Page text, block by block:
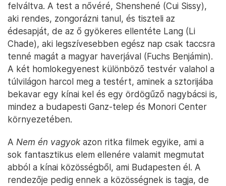
felváltva. A test a nővéré, Shenshené (Cui Sissy),
aki rendes, zongorázni tanul, és tiszteli az
édesapját, de az ő gyökeres ellentéte Lang (Li
Chade), aki legszívesebben egész nap csak taccsra
tenné magát a magyar haverjával (Fuchs Benjámin).
A két homlokegyenest különböző testvér valahol a
túlvilágon harcol meg a testért, aminek a sztorijába
bekavar egy kínai kel és egy ördögűző nagybácsi is,
mindez a budapesti Ganz-telep és Monori Center
környezetében.
A Nem én vagyokazon ritka filmek egyike, ami a
sok fantasztikus elem ellenére valamit megmutat
abból a kínai közösségből, ami Budapesten él. A
rendezője pedig ennek a közösségnek is tagja, de